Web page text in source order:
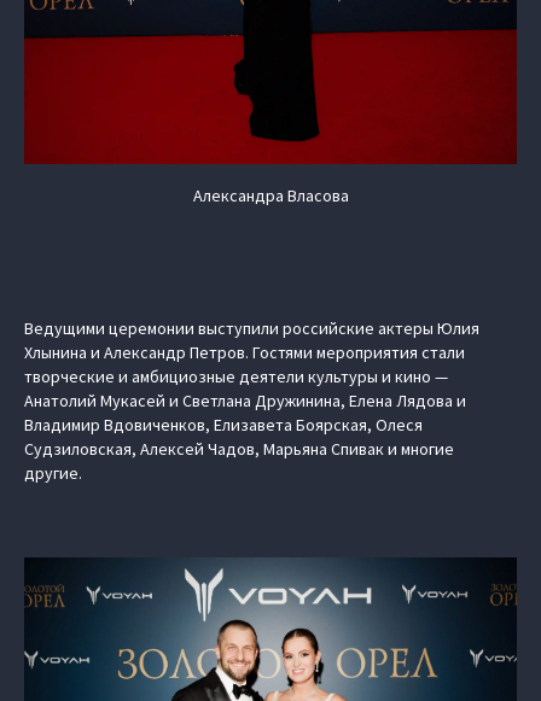
Александра Власова
Ведущими церемонии выступили российские актеры Юлия
Хлынина и Александр Петров. Гостями мероприятия стали
творческие и амбициозные деятели культуры и кино —
Анатолий Мукасей и Светлана Дружинина, Елена Лядова и
Владимир Вдовиченков, Елизавета Боярская, Олеся
Судзиловская, Алексей Чадов, Марьяна Спивак и многие
другие.